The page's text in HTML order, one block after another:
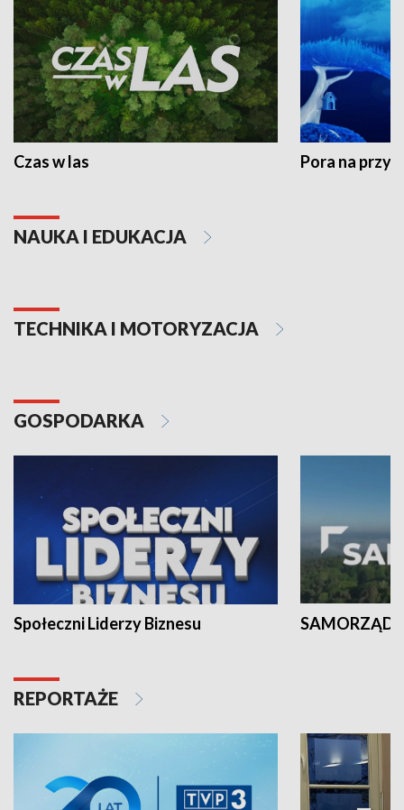
Czas w las Pora na
NAUKA I EDUKACJA
TECHNIKA I MOTORYZACJA
GOSPODARKA
Społeczni Liderzy Biznesu SAMORZĄD
REPORTAŻE